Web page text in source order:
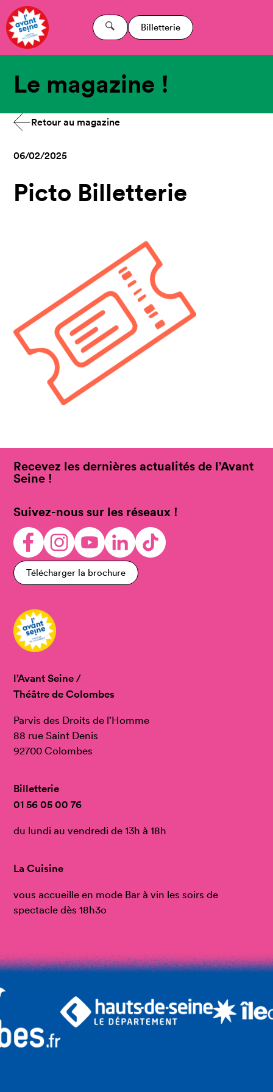
Billetterie
Le magazine !
Retour au magazine
06/02/2025
Picto Billetterie
Recevez les dernières actualités de l’Avant
Seine !
Suivez-nous sur les réseaux !
Télécharger la brochure
l’Avant Seine /
Théâtre de Colombes
Parvis des Droits de l’Homme
88 rue Saint Denis
92700 Colombes
Billetterie
01 56 05 00 76
du lundi au vendredi de 13h à 18h
La Cuisine
vous accueille en mode Bar à vin les soirs de
spectacle dès 18h3o